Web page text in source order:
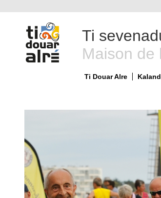
Ti
Maison de
Ti Douar Alre